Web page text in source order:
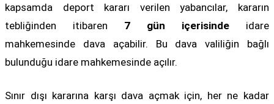
kapsamda deport kararı verilen yabancılar, kararın
tebliğinden itibaren 7 gün içerisinde idare
mahkemesinde dava açabilir. Bu dava valiliğin bağlı
bulunduğu idare mahkemesinde açılır.
Sınır dışı kararına karşı dava açmak için, her ne kadar